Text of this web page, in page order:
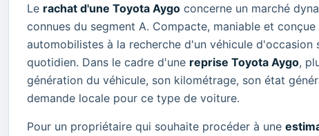
Le rachat d'une Toyota Aygo concerne un marché
connues du segment A. Compacte, maniable et
automobilistes à la recherche d'un véhicule
quotidien. Dans le cadre d'une reprise Toyota Aygo,
génération du véhicule, son kilométrage, son état
demande locale pour ce type de voiture.
Pour un propriétaire qui souhaite procéder à une